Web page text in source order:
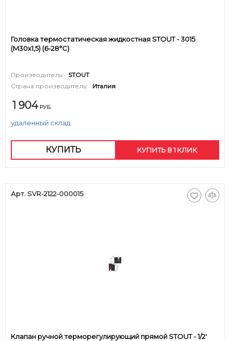
Головка термостатическая жидкостная STOUT - 3015
(M30x1,5) (6-28°C)
Производитель:
STOUT
Страна производитель:
Италия
1 904 РУБ.
удаленный склад.
КУПИТЬ КУПИТЬ В 1 КЛИК
Арт. SVR-2122-000015
Клапан ручной терморегулирующий прямой STOUT - 1/2'